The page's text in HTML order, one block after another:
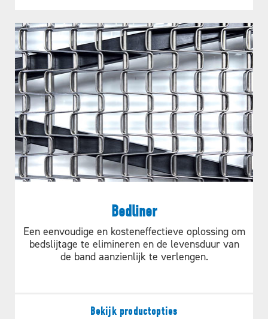
Andere
wrijvingsaandrijvingsbandtoepassingen
VOLDOET DIT AAN UW
AAN DE SLAG!
VRAAG EEN OFFERTE AAN
Bedliner
Een eenvoudige en kosteneffectieve oplossing om
bedslijtage te elimineren en de levensduur van
de band aanzienlijk te verlengen.
Bekijk productopties